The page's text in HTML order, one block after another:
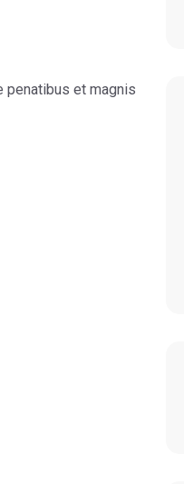
penatibus et magnis